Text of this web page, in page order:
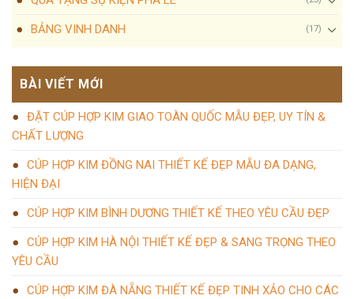
BẢNG VINH DANH (17)
BÀI VIẾT MỚI
ĐẶT CÚP HỢP KIM GIAO TOÀN QUỐC MẪU ĐẸP, UY TÍN &
CHẤT LƯỢNG
CÚP HỢP KIM ĐỒNG NAI THIẾT KẾ ĐẸP MẪU ĐA DẠNG,
HIỆN ĐẠI
CÚP HỢP KIM BÌNH DƯƠNG THIẾT KẾ THEO YÊU CẦU ĐẸP
CÚP HỢP KIM HÀ NỘI THIẾT KẾ ĐẸP & SANG TRỌNG THEO
YÊU CẦU
CÚP HỢP KIM ĐÀ NẴNG THIẾT KẾ ĐẸP TINH XẢO CHO CÁC